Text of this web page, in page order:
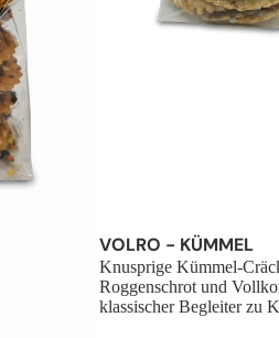
VOLRO - KÜMMEL
Knusprige Kümmel-
Roggenschrot und
klassischer Begleiter zu